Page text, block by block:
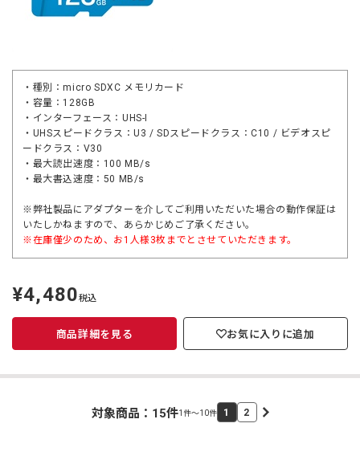
・種別：micro SDXC メモリカード
・容量：128GB
・インターフェース：UHS-I
・UHSスピードクラス：U3 / SDスピードクラス：C10 / ビデオスピ
ードクラス：V30
・最大読出速度：100 MB/s
・最大書込速度：50 MB/s
※弊社製品にアダプターを介してご利用いただいた場合の動作保証は
いたしかねますので、あらかじめご了承ください。
※在庫僅少のため、お1人様3枚までとさせていただきます。
定
価
¥4,480税込
商品詳細を見る お気に入りに追加
対象商品： 15件1件～10件 1 2